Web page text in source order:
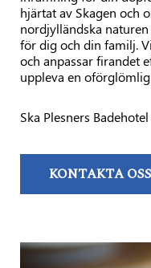
hjärtat av Skagen och
nordjylländska
för dig och din familj.
och anpassar firandet
uppleva en
Ska Plesners
KONTAKTA OSS